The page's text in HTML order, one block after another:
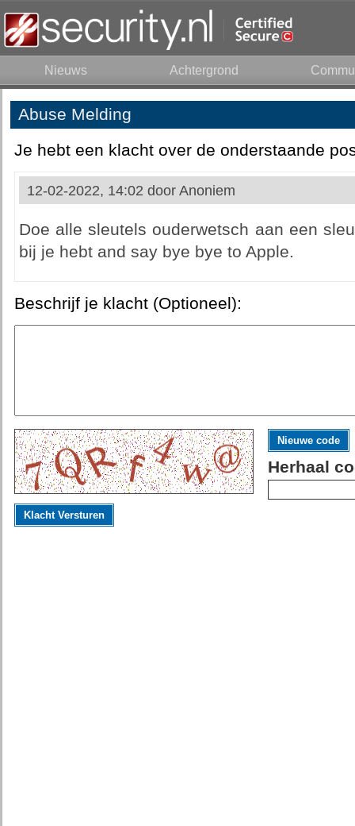
Nieuws Achtergrond
Abuse Melding
Je hebt een klacht over de onderstaande
12-02-2022, 14:02 door Anoniem
Doe alle sleutels ouderwetsch aan een
bij je hebt and say bye bye to Apple.
Beschrijf je klacht (Optioneel):
Nieuwe code
Herhaal
Klacht Versturen